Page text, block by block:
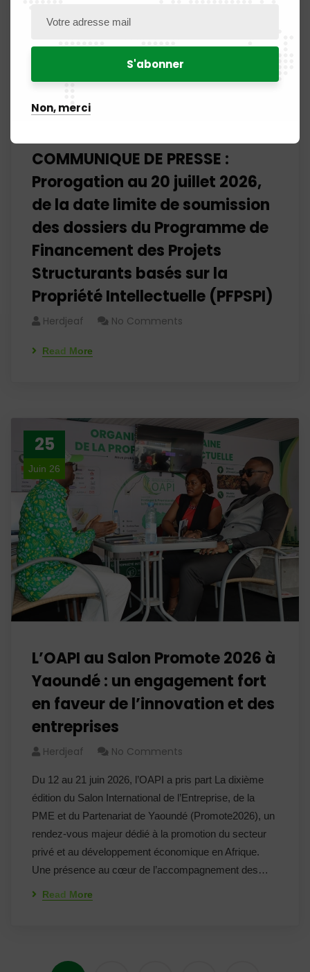
COMMUNIQUE DE PRESSE :
Prorogation au 20 juillet 2026,
de la date limite de soumission
des dossiers du Programme de
Financement des Projets
Structurants basés sur la
Propriété Intellectuelle (PFPSPI)
Herdjeaf No Comments
Read More
25
Juin 26
L’OAPI au Salon Promote 2026 à
Yaoundé : un engagement fort
en faveur de l’innovation et des
entreprises
Herdjeaf No Comments
Du 12 au 21 juin 2026, l’OAPI a pris part La dixième
édition du Salon International de l’Entreprise, de la
PME et du Partenariat de Yaoundé (Promote2026), un
rendez-vous majeur dédié à la promotion du secteur
privé et au développement économique en Afrique.
Une présence au cœur de l’accompagnement des…
Read More
Non, merci